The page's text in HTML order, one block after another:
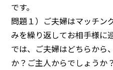
です。
問題１）ご夫婦はマッチン
みを繰り返してお相手様に
では、ご夫婦はどちらから
か？ご主人からでしょうか